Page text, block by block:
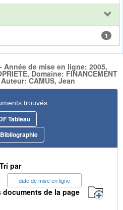
1
de mise en ligne: 2005,
Domaine: FINANCEMENT
Auteur: CAMUS, Jean
trouvés
Tableau
Tri par
date de mise en ligne
de la page